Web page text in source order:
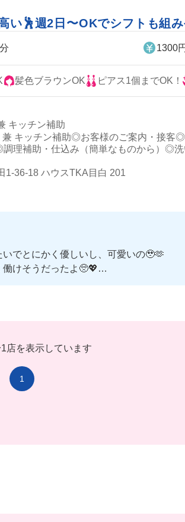
🕺週2日〜OKでシフトも組
1300
髪色ブラウンOK ピアス1個までOK！
キッチン補助
兼 キッチン補助◎お客様のご案内・接
理補助・仕込み（簡単なものから）◎
1-36-18 ハウスTKA目白 201
でとにかく優しいし、可愛いの🥹🫶
けそうだったよ🥺💖
かないが本当に絶品なの。。😢💟
1店を表示しています
1